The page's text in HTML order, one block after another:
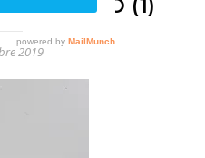
(1)
2019